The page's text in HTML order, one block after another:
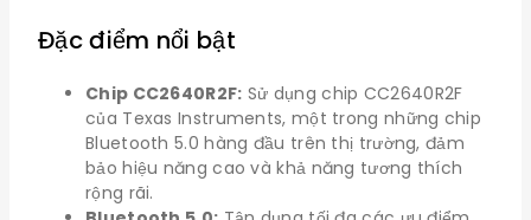
Đặc điểm nổi bật
Chip CC2640R2F: Sử dụng chip CC2640R2F
của Texas Instruments, một trong những chip
Bluetooth 5.0 hàng đầu trên thị trường, đảm
bảo hiệu năng cao và khả năng tương thích
rộng rãi.